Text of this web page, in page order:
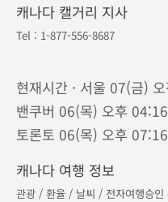
캐나다 캘거리 지사
Tel : 1-877-556-8687
현재시간 · 서울 07(금)
밴쿠버 06(목) 오후 04:16
토론토 06(목) 오후 07:16
캐나다 여행 정보
관광 / 환율 / 날씨 / 전자여행승인